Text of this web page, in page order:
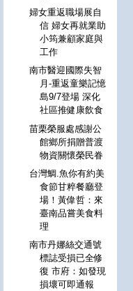
婦女重返職場展自
信 婦女再就業助
小筠兼顧家庭與
工作
南市醫迎國際失智
月-重返童樂記憶
島9/7登場 深化
社區推健康飲食
苗栗榮服處感謝公
館鄉所捐贈普渡
物資關懷榮民眷
台灣鯛.魚你有約美
食節甘粹餐廳登
場！黃偉哲：來
臺南品嘗美食料
理
南市丹娜絲交通號
標誌受損已全修
復 市府：如發現
損壞可即通報